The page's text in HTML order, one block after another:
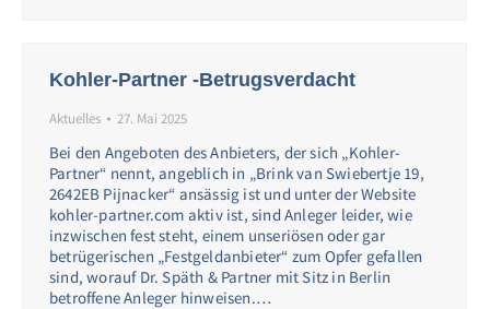
Kohler-Partner -Betrugsverdacht
Aktuelles 27. Mai 2025
Bei den Angeboten des Anbieters, der sich „Kohler-
Partner“ nennt, angeblich in „Brink van Swiebertje 19,
2642EB Pijnacker“ ansässig ist und unter der Website
kohler-partner.com aktiv ist, sind Anleger leider, wie
inzwischen fest steht, einem unseriösen oder gar
betrügerischen „Festgeldanbieter“ zum Opfer gefallen
sind, worauf Dr. Späth & Partner mit Sitz in Berlin
betroffene Anleger hinweisen.…